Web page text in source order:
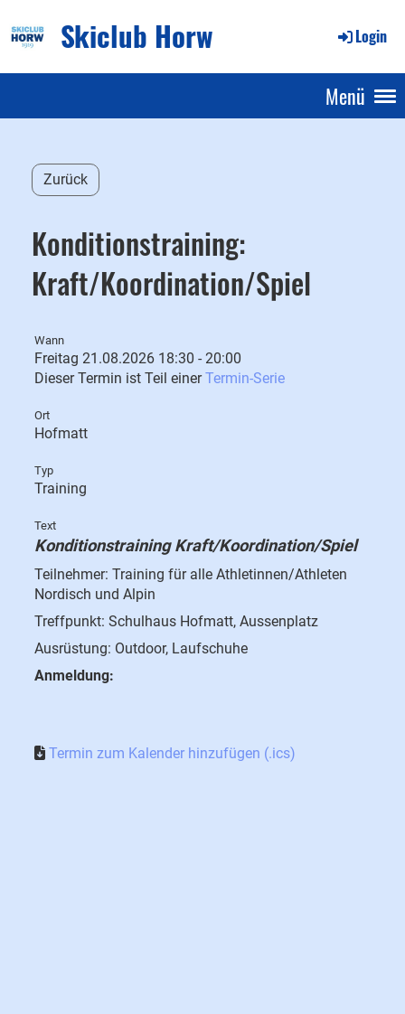
Skiclub Horw Login
Menü
Zurück
Konditionstraining:
Kraft/Koordination/Spiel
Wann
Freitag 21.08.2026 18:30 - 20:00
Dieser Termin ist Teil einerTermin-Serie
Ort
Hofmatt
Typ
Training
Text
Konditionstraining Kraft/Koordination/Spiel
Teilnehmer: Training für alle Athletinnen/Athleten
Nordisch und Alpin
Treffpunkt: Schulhaus Hofmatt, Aussenplatz
Ausrüstung: Outdoor, Laufschuhe
Anmeldung:
Termin zum Kalender hinzufügen (.ics)